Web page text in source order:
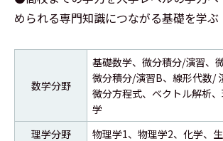
められる専門知識につながる基礎を学ぶ
数学分野
基礎数学、微分積分/演習、
微分積分/演習B、線形代数/
微分方程式、ベクトル解析
学
理学分野
物理学1、物理学2、化学、